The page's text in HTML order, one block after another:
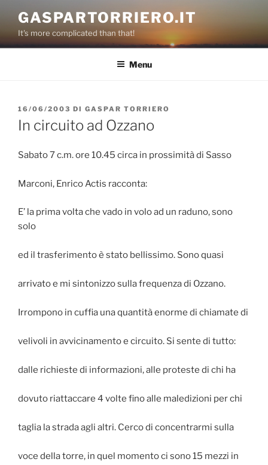
contenuto
GASPARTORRIERO.IT
It's more complicated than that!
Menu
PUBBLICATO
IL
16/06/2003 DI GASPAR TORRIERO
In circuito ad Ozzano
Sabato 7 c.m. ore 10.45 circa in prossimità di Sasso
Marconi, Enrico Actis racconta:
E’ la prima volta che vado in volo ad un raduno, sono
solo
ed il trasferimento è stato bellissimo. Sono quasi
arrivato e mi sintonizzo sulla frequenza di Ozzano.
Irrompono in cuffia una quantità enorme di chiamate di
velivoli in avvicinamento e circuito. Si sente di tutto:
dalle richieste di informazioni, alle proteste di chi ha
dovuto riattaccare 4 volte fino alle maledizioni per chi
taglia la strada agli altri. Cerco di concentrarmi sulla
voce della torre, in quel momento ci sono 15 mezzi in